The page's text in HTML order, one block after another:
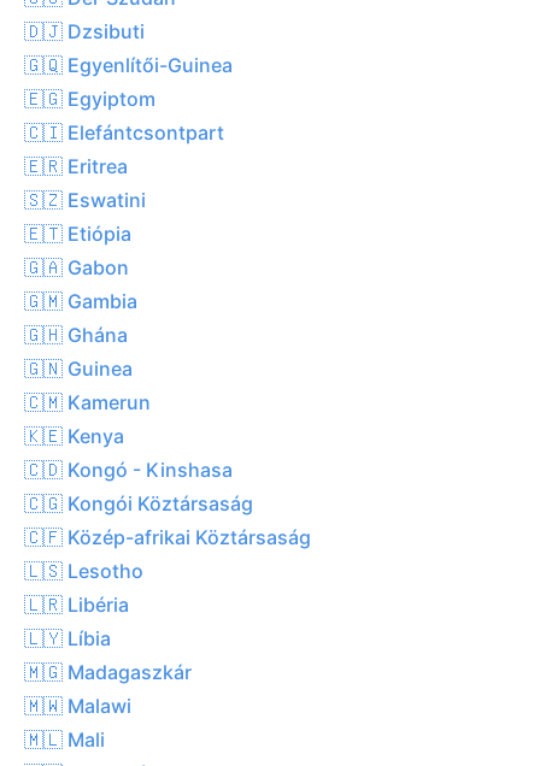
🇩🇯 Dzsibuti
🇬🇶 Egyenlítői-Guinea
🇪🇬 Egyiptom
🇨🇮 Elefántcsontpart
🇪🇷 Eritrea
🇸🇿 Eswatini
🇪🇹 Etiópia
🇬🇦 Gabon
🇬🇲 Gambia
🇬🇭 Ghána
🇬🇳 Guinea
🇨🇲 Kamerun
🇰🇪 Kenya
🇨🇩 Kongó - Kinshasa
🇨🇬 Kongói Köztársaság
🇨🇫 Közép-afrikai Köztársaság
🇱🇸 Lesotho
🇱🇷 Libéria
🇱🇾 Líbia
🇲🇬 Madagaszkár
🇲🇼 Malawi
🇲🇱 Mali